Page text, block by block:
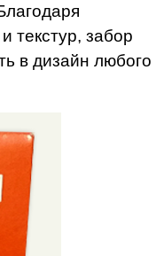
текстур, забор
в дизайн любого